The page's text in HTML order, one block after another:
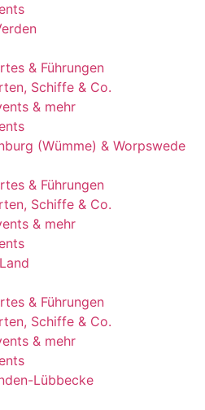
& Führungen
Schiffe & Co.
& mehr
(Wümme) & Worpswede
& Führungen
Schiffe & Co.
& mehr
& Führungen
Schiffe & Co.
& mehr
Lübbecke